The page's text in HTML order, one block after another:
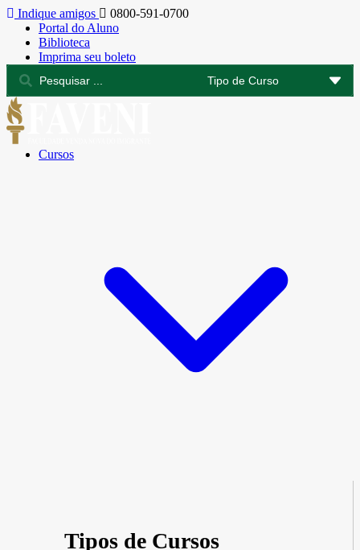
Indique amigos
0800-591-0700
Portal do Aluno
Biblioteca
Imprima seu boleto
Cursos
Tipos de Cursos